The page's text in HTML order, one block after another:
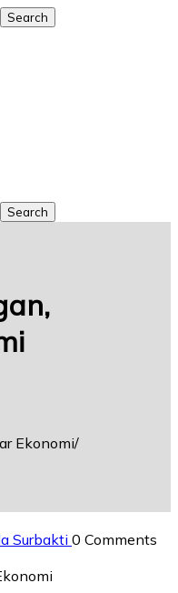
Search
Ekonomi
Surbakti 0 Comments